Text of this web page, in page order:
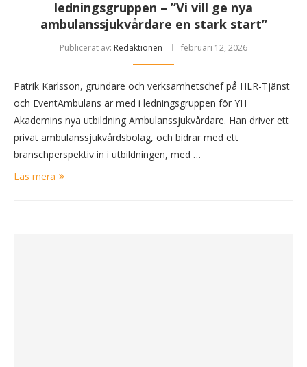
ledningsgruppen – ”Vi vill ge nya
ambulanssjukvårdare en stark start”
Publicerat av: Redaktionen februari 12, 2026
Patrik Karlsson, grundare och verksamhetschef på HLR-Tjänst
och EventAmbulans är med i ledningsgruppen för YH
Akademins nya utbildning Ambulanssjukvårdare. Han driver ett
privat ambulanssjukvårdsbolag, och bidrar med ett
branschperspektiv in i utbildningen, med …
Läs mera